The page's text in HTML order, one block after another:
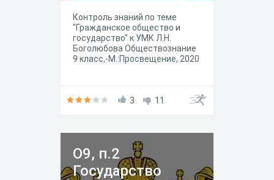
Контроль знаний по теме
"Гражданское общество и
государство" к УМК Л.Н.
Боголюбова Обществознание
9 класс,-М.:Просвещение, 2020
3 11
О9, п.2
Государство